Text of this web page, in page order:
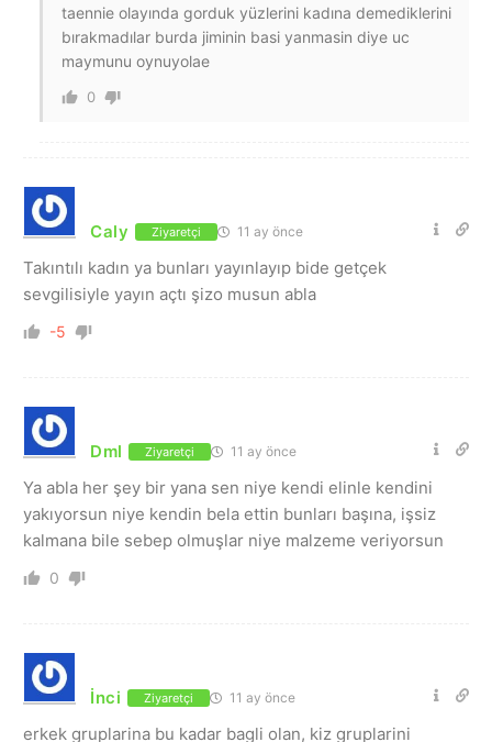
taennie olayında gorduk yüzlerini kadına demediklerini
bırakmadılar burda jiminin basi yanmasin diye uc
maymunu oynuyolae
0
Caly Ziyaretçi 11 ay önce
Takıntılı kadın ya bunları yayınlayıp bide getçek
sevgilisiyle yayın açtı şizo musun abla
-5
Dml Ziyaretçi 11 ay önce
Ya abla her şey bir yana sen niye kendi elinle kendini
yakıyorsun niye kendin bela ettin bunları başına, işsiz
kalmana bile sebep olmuşlar niye malzeme veriyorsun
0
İnci Ziyaretçi 11 ay önce
erkek gruplarina bu kadar bagli olan, kiz gruplarini